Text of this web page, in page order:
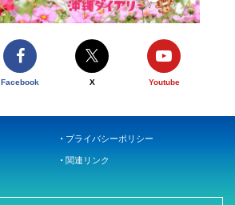
Facebook X Youtube
プライバシーポリシー
関連リンク